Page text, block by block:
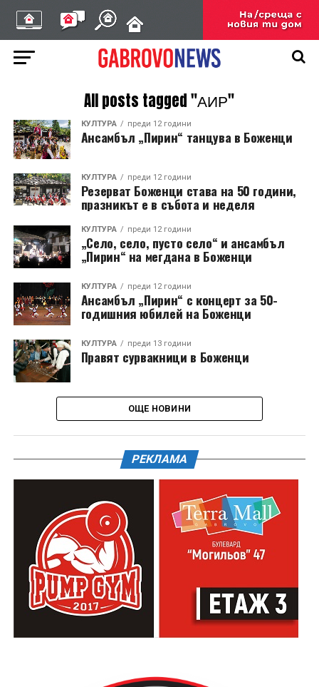
All posts tagged "АИР"
КУЛТУРА преди 12 години
Ансамбъл „Пирин“ танцува в Боженци
КУЛТУРА преди 12 години
Резерват Боженци става на 50 години,
празникът е в събота и неделя
КУЛТУРА преди 12 години
„Село, село, пусто село“ и ансамбъл
„Пирин“ на мегдана в Боженци
КУЛТУРА преди 12 години
Ансамбъл „Пирин“ с концерт за 50-
годишния юбилей на Боженци
КУЛТУРА преди 13 години
Правят сурвакници в Боженци
ОЩЕ НОВИНИ
РЕКЛАМА